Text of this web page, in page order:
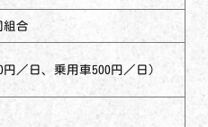
組合
／日、乗用車500円／日）